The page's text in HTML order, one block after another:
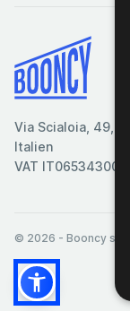
Via Scialoia, 49,
Italien
VAT
© 2026 - Booncy srl